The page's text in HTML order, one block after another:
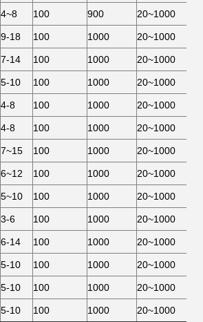
4~8 100 900 20~1000
9-18 100 1000 20~1000
7-14 100 1000 20~1000
5-10 100 1000 20~1000
4-8 100 1000 20~1000
4-8 100 1000 20~1000
7~15 100 1000 20~1000
6~12 100 1000 20~1000
5~10 100 1000 20~1000
3-6 100 1000 20~1000
6-14 100 1000 20~1000
5-10 100 1000 20~1000
5-10 100 1000 20~1000
5-10 100 1000 20~1000